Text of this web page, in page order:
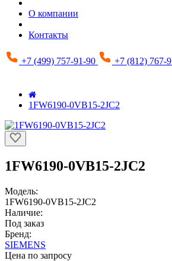
О компании
Контакты
+7 (499) 757-91-90 +7 (812) 767-
1FW6190-0VB15-2JC2
1FW6190-0VB15-2JC2
Модель:
1FW6190-0VB15-2JC2
Наличие:
Под заказ
Бренд:
SIEMENS
Цена по запросу